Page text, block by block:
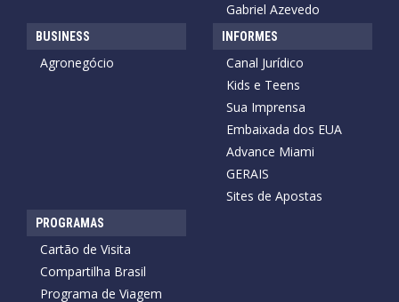
Gabriel Azevedo
BUSINESS
Agronegócio
INFORMES
Canal Jurídico
Kids e Teens
Sua Imprensa
Embaixada dos EUA
Advance Miami
GERAIS
Sites de Apostas
PROGRAMAS
Cartão de Visita
Compartilha Brasil
Programa de Viagem